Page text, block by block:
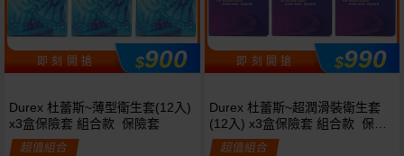
即 刻 開 搶 $900
Durex 杜蕾斯~薄型衛生套(12入)
x3盒保險套 組合款 保險套
超值組合
即 刻 開 搶 $990
Durex 杜蕾斯~超潤滑裝衛生套
(12入) x3盒保險套 組合款 保險
套
超值組合